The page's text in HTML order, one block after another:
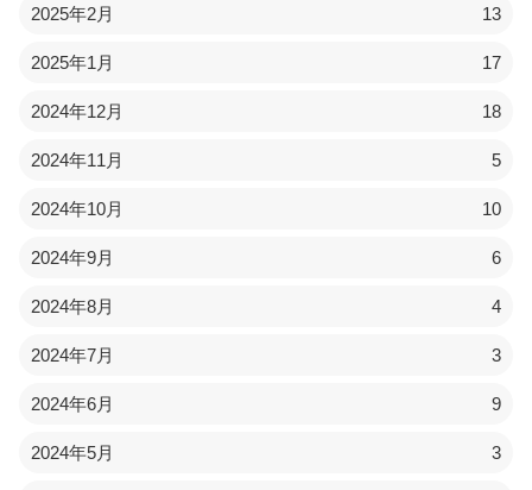
2025年2月 13
2025年1月 17
2024年12月 18
2024年11月 5
2024年10月 10
2024年9月 6
2024年8月 4
2024年7月 3
2024年6月 9
2024年5月 3